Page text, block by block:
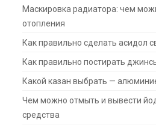
Маскировка радиатора: чем
отопления
Как правильно сделать асидол
Как правильно постирать
Какой казан выбрать —
Чем можно отмыть и вывести
средства